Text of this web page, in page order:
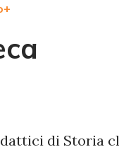
di Storia